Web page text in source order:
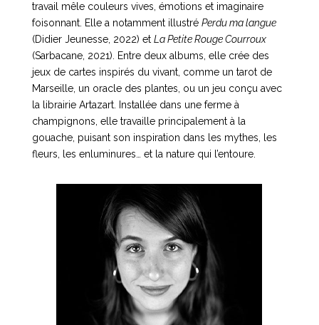
travail mêle couleurs vives, émotions et imaginaire
foisonnant. Elle a notamment illustré Perdu ma langue
(Didier Jeunesse, 2022) et La Petite Rouge Courroux
(Sarbacane, 2021). Entre deux albums, elle crée des
jeux de cartes inspirés du vivant, comme un tarot de
Marseille, un oracle des plantes, ou un jeu conçu avec
la librairie Artazart. Installée dans une ferme à
champignons, elle travaille principalement à la
gouache, puisant son inspiration dans les mythes, les
fleurs, les enluminures… et la nature qui l’entoure.